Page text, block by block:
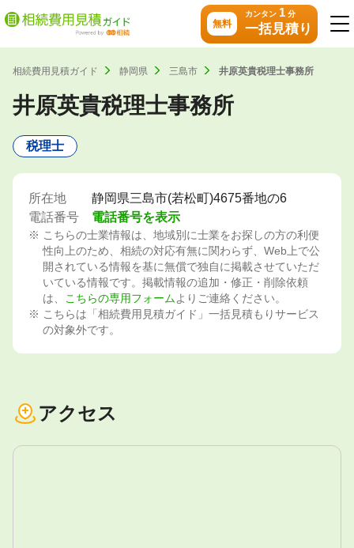
無料
カンタン 1分
一括見積り
相続費用見積ガイド 静岡県 三島市 井原英貴税理士事務所
井原英貴税理士事務所
税理士
所在地
静岡県三島市(若松町)4675番地の6
電話番号
電話番号を表示
こちらの士業情報は、地域別に士業をお探しの方の利便
性向上のため、相続の対応有無に関わらず、Web上で公
開されている情報を基に無償で独自に掲載させていただ
いている情報です。掲載情報の追加・修正・削除依頼
は、
こちらの専用フォームよりご連絡ください。
こちらは「相続費用見積ガイド」一括見積もりサービス
の対象外です。
アクセス